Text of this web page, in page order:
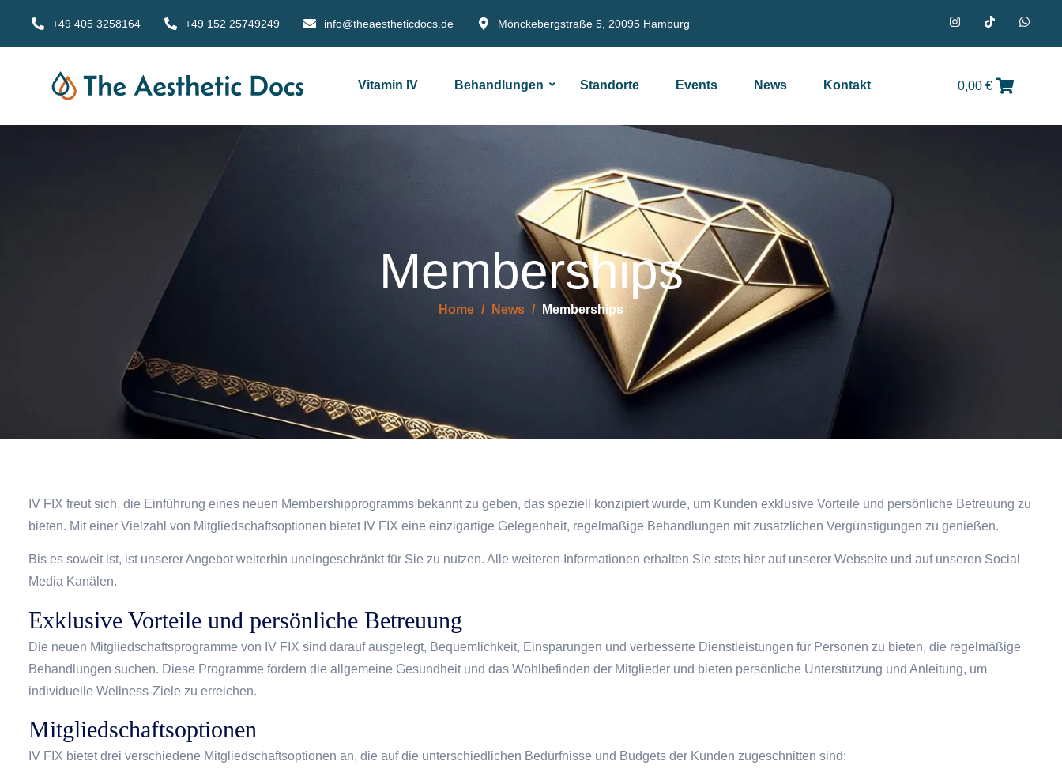
+49 405 3258164 +49 152 25749249 info@theaestheticdocs.de Mönckebergstraße 5, 20095 Hamburg
Vitamin IV Behandlungen Standorte Events News Kontakt 0,00 €
Memberships
Home / News / Memberships
IV FIX freut sich, die Einführung eines neuen Membershipprogramms bekannt zu geben, das speziell konzipiert wurde, um Kunden exklusive Vorteile und persönliche Betreuung zu
bieten. Mit einer Vielzahl von Mitgliedschaftsoptionen bietet IV FIX eine einzigartige Gelegenheit, regelmäßige Behandlungen mit zusätzlichen Vergünstigungen zu genießen.
Bis es soweit ist, ist unserer Angebot weiterhin uneingeschränkt für Sie zu nutzen. Alle weiteren Informationen erhalten Sie stets hier auf unserer Webseite und auf unseren Social
Media Kanälen.
Exklusive Vorteile und persönliche Betreuung
Die neuen Mitgliedschaftsprogramme von IV FIX sind darauf ausgelegt, Bequemlichkeit, Einsparungen und verbesserte Dienstleistungen für Personen zu bieten, die regelmäßige
Behandlungen suchen. Diese Programme fördern die allgemeine Gesundheit und das Wohlbefinden der Mitglieder und bieten persönliche Unterstützung und Anleitung, um
individuelle Wellness-Ziele zu erreichen.
Mitgliedschaftsoptionen
IV FIX bietet drei verschiedene Mitgliedschaftsoptionen an, die auf die unterschiedlichen Bedürfnisse und Budgets der Kunden zugeschnitten sind: